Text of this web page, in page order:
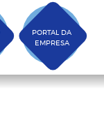
PORTAL DA
EMPRESA